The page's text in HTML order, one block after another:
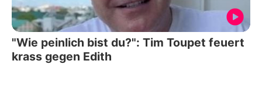
"Wie peinlich bist du?": Tim Toupet feuert
krass gegen Edith